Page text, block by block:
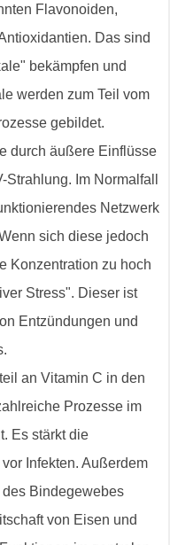
Flavonoiden,
Das sind
bekämpfen und
werden zum Teil vom
gebildet.
durch äußere Einflüsse
Im Normalfall
Netzwerk
sich diese jedoch
Konzentration zu hoch
Stress". Dieser ist
Entzündungen und
an Vitamin C in den
Prozesse im
Es stärkt die
Infekten. Außerdem
Bindegewebes
von Eisen und